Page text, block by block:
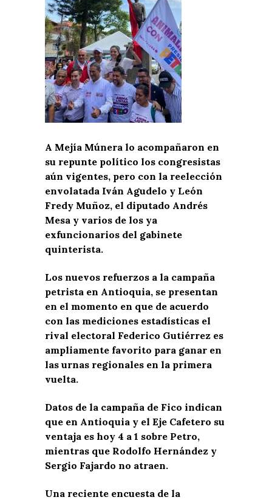
A Mejía Múnera lo acompañaron en
su repunte político los congresistas
aún vigentes, pero con la reelección
envolatada Iván Agudelo y León
Fredy Muñoz, el diputado Andrés
Mesa y varios de los ya
exfuncionarios del gabinete
quinterista.
Los nuevos refuerzos a la campaña
petrista en Antioquia, se presentan
en el momento en que de acuerdo
con las mediciones estadísticas el
rival electoral Federico Gutiérrez es
ampliamente favorito para ganar en
las urnas regionales en la primera
vuelta.
Datos de la campaña de Fico indican
que en Antioquia y el Eje Cafetero su
ventaja es hoy 4 a 1 sobre Petro,
mientras que Rodolfo Hernández y
Sergio Fajardo no atraen.
Una reciente encuesta de la